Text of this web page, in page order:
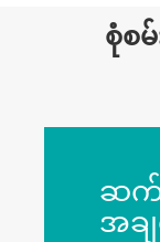
စုံစမ်
ဆ
အ